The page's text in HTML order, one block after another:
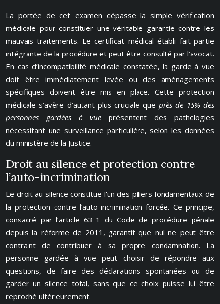
La portée de cet examen dépasse la simple vérification
médicale pour constituer une véritable garantie contre les
mauvais traitements. Le certificat médical établi fait partie
intégrante de la procédure et peut être consulté par l’avocat.
En cas d’incompatibilité médicale constatée, la garde à vue
doit être immédiatement levée ou des aménagements
spécifiques doivent être mis en place. Cette protection
médicale s’avère d’autant plus cruciale que près de 15% des
personnes gardées à vue présentent des pathologies
nécessitant une surveillance particulière, selon les données
du ministère de la Justice.
Droit au silence et protection contre
l’auto-incrimination
Le droit au silence constitue l’un des piliers fondamentaux de
la protection contre l’auto-incrimination forcée. Ce principe,
consacré par l’article 63-1 du Code de procédure pénale
depuis la réforme de 2011, garantit que nul ne peut être
contraint de contribuer à sa propre condamnation. La
personne gardée à vue peut choisir de répondre aux
questions, de faire des déclarations spontanées ou de
garder un silence total, sans que ce choix puisse lui être
reproché ultérieurement.